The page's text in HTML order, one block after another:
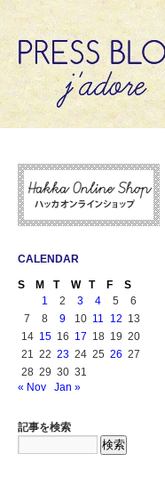
CALENDAR
S M T W T F
S
1
2 3 4 5
6
7
8 9 10 11 12 13
14 15 16 17 18 19 20
21 22 23 24 25 26 27
28 29 30 31
« Nov
Jan »
記事を検索